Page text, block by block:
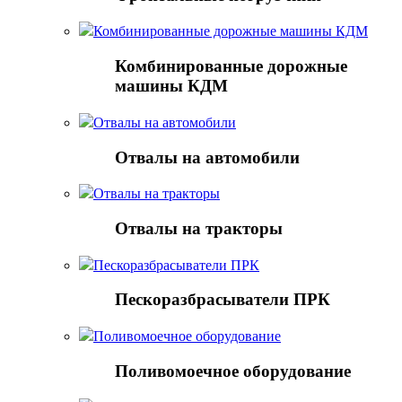
Комбинированные дорожные машины КДМ
Комбинированные дорожные
машины КДМ
Отвалы на автомобили
Отвалы на автомобили
Отвалы на тракторы
Отвалы на тракторы
Пескоразбрасыватели ПРК
Пескоразбрасыватели ПРК
Поливомоечное оборудование
Поливомоечное оборудование